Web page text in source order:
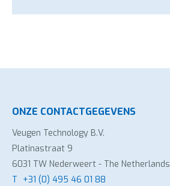
ONZE CONTACTGEGEVENS
Veugen Technology B.V.
Platinastraat 9
6031 TW Nederweert - The Netherlands
T +31 (0) 495 46 01 88